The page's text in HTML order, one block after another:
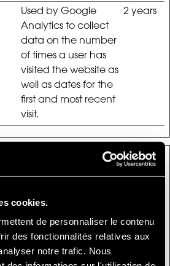
cookies.
de personnaliser le contenu
des fonctionnalités relatives aux
notre trafic. Nous
Used by Google
Analytics to collect
data on the number
of times a user has
visited the website as
well as dates for the
first and most recent
visit.
2 years
is to display ads that are relevant
individual user and thereby more
and third party advertisers.
Maximum